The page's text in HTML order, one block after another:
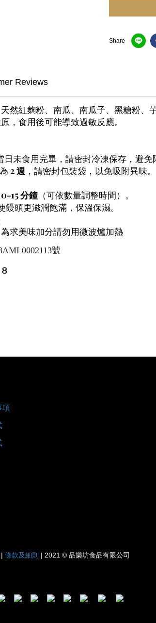
Share
Reviews
然紅麴粉、南瓜、南瓜子、黑糖粉、
，食用後可能導致過敏反應。
用完畢，請密封冷凍保存，避免
2 週 ，請密封包裝袋，以免吸附異味。
15 分鐘（可依數量調整時間）。
饅頭更滋潤飽滿，保溫保濕。
求美味加分請勿用微波爐加熱
號
項
| 條款及細則 | 2021 © 品樂坊食品有限公司